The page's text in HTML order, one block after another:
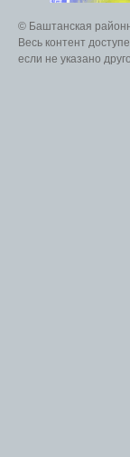
© Баштанская
Весь контент
если не указано